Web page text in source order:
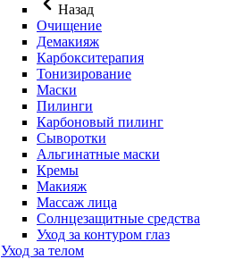
Назад
Очищение
Демакияж
Карбокситерапия
Тонизирование
Маски
Пилинги
Карбоновый пилинг
Сыворотки
Альгинатные маски
Кремы
Макияж
Массаж лица
Солнцезащитные средства
Уход за контуром глаз
Уход за телом